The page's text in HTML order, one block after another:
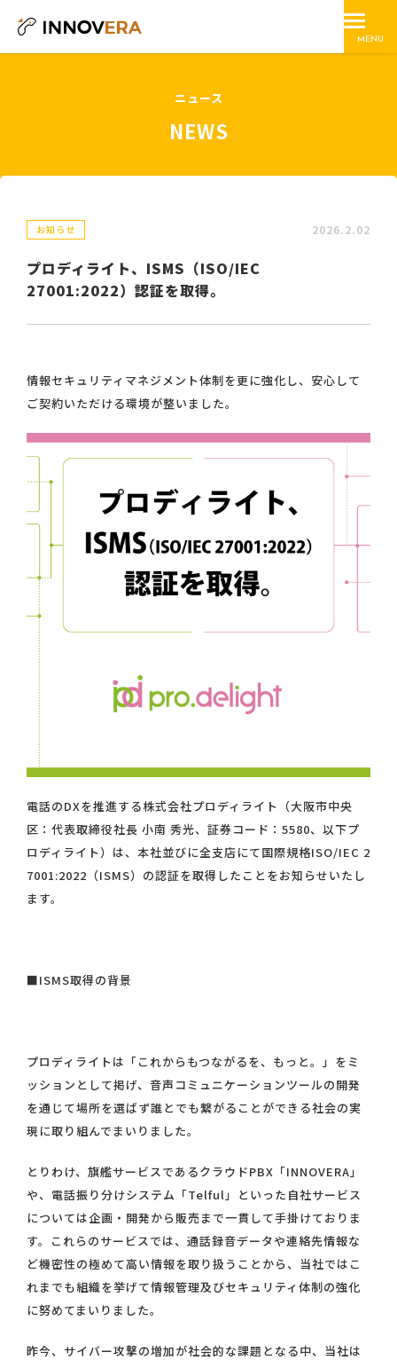
MENU
ニュース
NEWS
お知らせ 2026.2.02
プロディライト、ISMS（ISO/IEC
27001:2022）認証を取得。
情報セキュリティマネジメント体制を更に強化し、安心して
ご契約いただける環境が整いました。
電話のDXを推進する株式会社プロディライト（大阪市中央
区：代表取締役社長 小南 秀光、証券コード：5580、以下プ
ロディライト）は、本社並びに全支店にて国際規格ISO/IEC 2
7001:2022（ISMS）の認証を取得したことをお知らせいたし
ます。
■ISMS取得の背景
プロディライトは「これからもつながるを、もっと。」をミ
ッションとして掲げ、音声コミュニケーションツールの開発
を通じて場所を選ばず誰とでも繋がることができる社会の実
現に取り組んでまいりました。
とりわけ、旗艦サービスであるクラウドPBX「INNOVERA」
や、電話振り分けシステム「Telful」といった自社サービス
については企画・開発から販売まで一貫して手掛けておりま
す。これらのサービスでは、通話録音データや連絡先情報な
ど機密性の極めて高い情報を取り扱うことから、当社ではこ
れまでも組織を挙げて情報管理及びセキュリティ体制の強化
に努めてまいりました。
昨今、サイバー攻撃の増加が社会的な課題となる中、当社は